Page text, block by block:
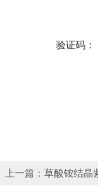
验证码：
上一篇： 草酸铵结晶